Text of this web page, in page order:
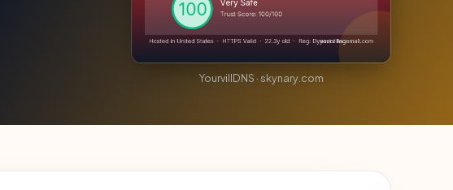
YourvillDNS · skynary.com